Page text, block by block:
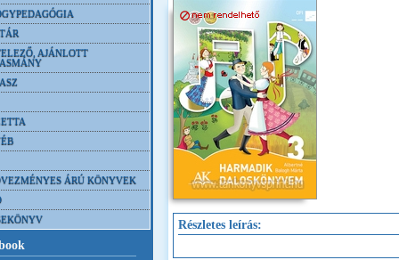
AJÁNLOTT
ÁRÚ KÖNYVEK
Részletes leírás: